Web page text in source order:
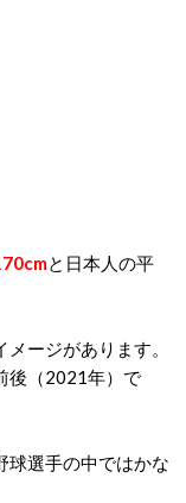
と日本人の平
ージがあります。
後（2021年）で
球選手の中ではかな